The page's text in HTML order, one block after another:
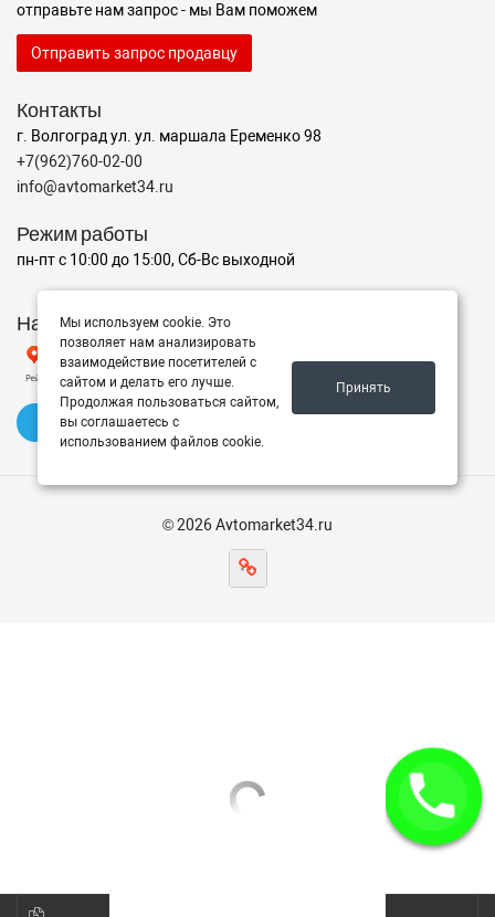
отправьте нам запрос - мы Вам поможем
Отправить запрос продавцу
Контакты
г. Волгоград ул. ул. маршала Еременко 98
+7(962)760-02-00
info@avtomarket34.ru
Режим работы
пн-пт с 10:00 до 15:00, Сб-Вс выходной
Наш рейтинг на Яндексе
✍️ Оставить отзыв
© 2026 Avtomarket34.ru
Мы используем cookie. Это
позволяет нам анализировать
взаимодействие посетителей с
сайтом и делать его лучше.
Продолжая пользоваться сайтом,
вы соглашаетесь с
использованием файлов cookie.
Принять